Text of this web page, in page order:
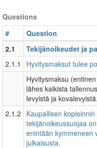
Questions
#
Question
2.1
Tekijänoikeudet ja
2.1.1
Hyvitysmaksut tulee
Hyvitysmaksu
lähes kaikista
levyistä ja kovalevyistä.
2.1.2
Kaupallisen
tekijänoikeussuojaa
enintään kymmeneen
julkaisusta.